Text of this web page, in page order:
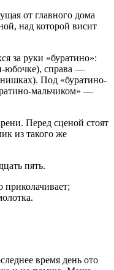
от главного дома
над которой висит
за руки «буратино»:
юбочке), справа —
Под «буратино-
мальчиком» —
Перед сценой стоят
из такого же
пять.
время день ото